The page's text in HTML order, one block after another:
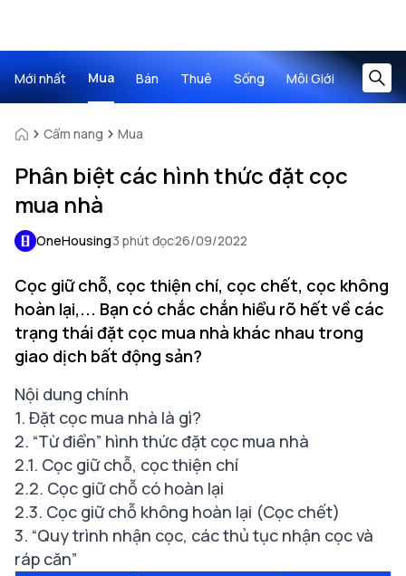
Mới nhất Mua Bán Thuê Sống Môi Giới
Cẩm nang Mua
Phân biệt các hình thức đặt cọc
mua nhà
OneHousing3 phút đọc26/09/2022
Cọc giữ chỗ, cọc thiện chí, cọc chết, cọc không
hoàn lại,... Bạn có chắc chắn hiểu rõ hết về các
trạng thái đặt cọc mua nhà khác nhau trong
giao dịch bất động sản?
Nội dung chính
1. Đặt cọc mua nhà là gì?
2. “Từ điển” hình thức đặt cọc mua nhà
2.1. Cọc giữ chỗ, cọc thiện chí
2.2. Cọc giữ chỗ có hoàn lại
2.3. Cọc giữ chỗ không hoàn lại (Cọc chết)
3. “Quy trình nhận cọc, các thủ tục nhận cọc và
ráp căn”